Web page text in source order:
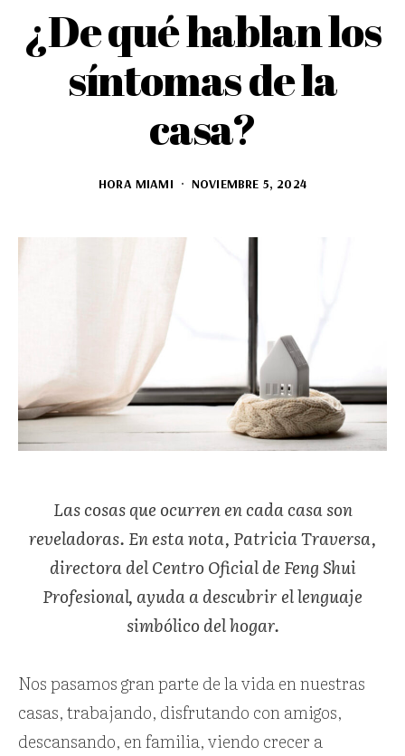
¿De qué hablan los
síntomas de la
casa?
HORA MIAMI NOVIEMBRE 5, 2024
Las cosas que ocurren en cada casa son
reveladoras. En esta nota, Patricia Traversa,
directora del Centro Oficial de Feng Shui
Profesional, ayuda a descubrir el lenguaje
simbólico del hogar.
Nos pasamos gran parte de la vida en nuestras
casas, trabajando, disfrutando con amigos,
descansando, en familia, viendo crecer a